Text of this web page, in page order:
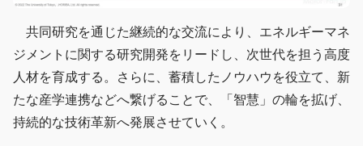
共同研究を通じた継続的な交流により、エネルギーマネ
ジメントに関する研究開発をリードし、次世代を担う高度
人材を育成する。さらに、蓄積したノウハウを役立て、新
たな産学連携などへ繋げることで、「智慧」の輪を拡げ、
持続的な技術革新へ発展させていく。